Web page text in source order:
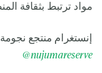
مواد ترتبط بثقافة
إنستغرام منتجع
nujumareserve@